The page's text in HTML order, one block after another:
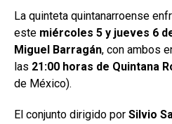
La quinteta quintanarroense
este miércoles 5 y jueves 6
Miguel Barragán, con ambos
las 21:00 horas de Quintana
de México).
El conjunto dirigido por Silvio